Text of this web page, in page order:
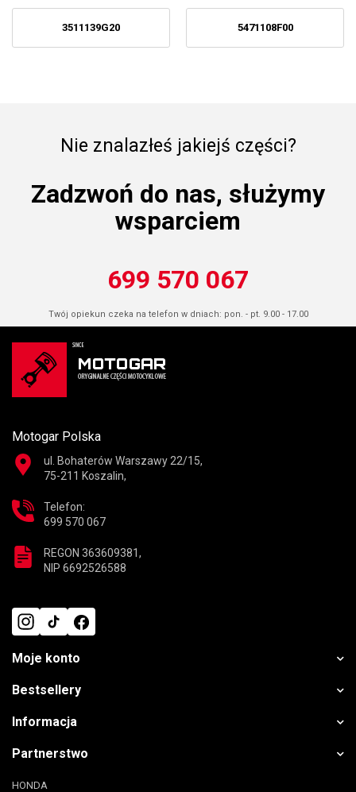
3511139G20 5471108F00
Nie znalazłeś jakiejś części?
Zadzwoń do nas, służymy
wsparciem
699 570 067
Twój opiekun czeka na telefon w dniach: pon. - pt. 9.00 - 17.00
Motogar Polska
ul. Bohaterów Warszawy 22/15,
75-211 Koszalin,
Telefon:
699 570 067
REGON 363609381,
NIP 6692526588
Moje konto
Bestsellery
Informacja
Partnerstwo
HONDA